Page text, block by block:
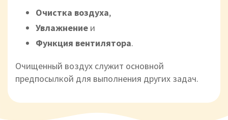
Очистка воздуха,
Увлажнение и
Функция вентилятора.
Очищенный воздух служит основной
предпосылкой для выполнения других задач.